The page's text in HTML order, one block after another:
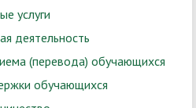
услуги
деятельность
(перевода) обучающихся
обучающихся